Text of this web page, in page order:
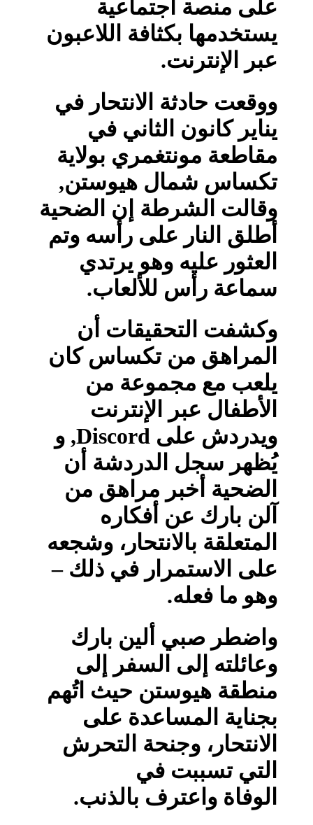
على منصة اجتماعية
يستخدمها بكثافة اللاعبون
عبر الإنترنت.
ووقعت حادثة الانتحار في
يناير كانون الثاني في
مقاطعة مونتغمري بولاية
تكساس شمال هيوستن,
وقالت الشرطة إن الضحية
أطلق النار على رأسه وتم
العثور عليه وهو يرتدي
سماعة رأس للألعاب.
وكشفت التحقيقات أن
المراهق من تكساس كان
يلعب مع مجموعة من
الأطفال عبر الإنترنت
ويدردش على Discord, و
يُظهر سجل الدردشة أن
الضحية أخبر مراهق من
آلن بارك عن أفكاره
المتعلقة بالانتحار، وشجعه
على الاستمرار في ذلك –
وهو ما فعله.
واضطر صبي ألين بارك
وعائلته إلى السفر إلى
منطقة هيوستن حيث اتُهم
بجناية المساعدة على
الانتحار، وجنحة التحرش
التي تسببت في
الوفاة واعترف بالذنب.